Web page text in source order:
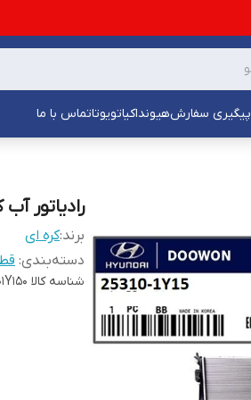
پیگیری سفارشهیونداکیاتویوتاتماس با ما
رادیاتور آب
برند:کره ای
دسته‌بندی:
شناسه کالا